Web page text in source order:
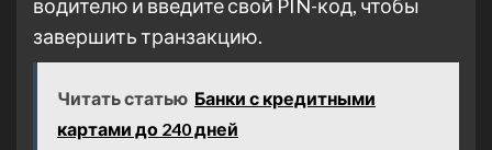
водителю и введите свой PIN-код, чтобы
завершить транзакцию.
Читать статью Банки с кредитными
картами до 240 дней